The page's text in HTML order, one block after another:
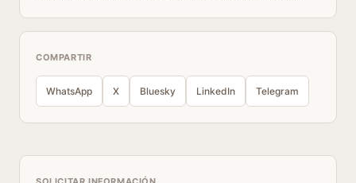
COMPARTIR
WhatsApp X Bluesky LinkedIn Telegram